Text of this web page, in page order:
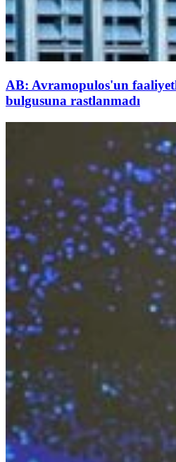
AB: Avramopulos'un
bulgusuna rastlanmadı